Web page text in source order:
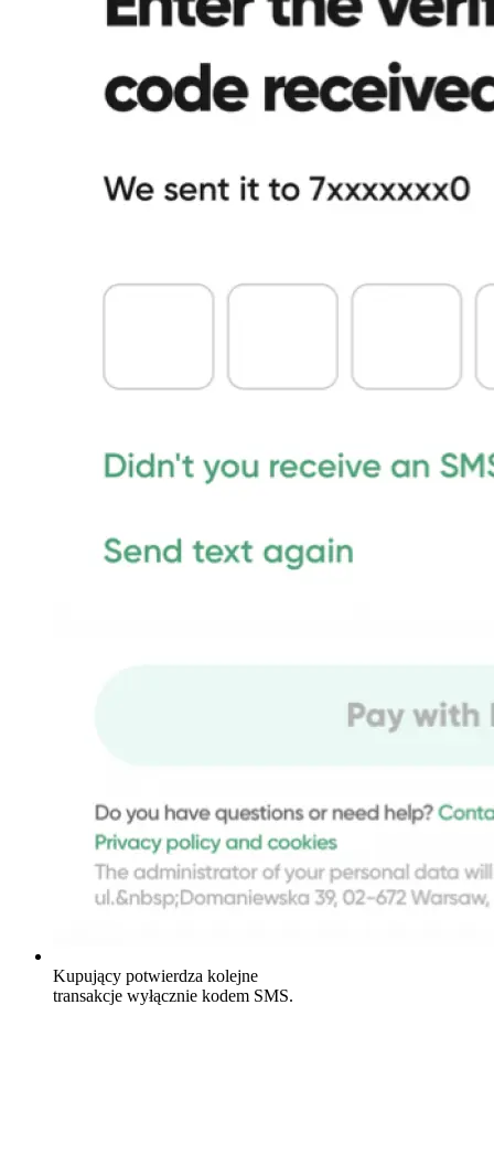
Kupujący potwierdza kolejne
transakcje wyłącznie kodem SMS.